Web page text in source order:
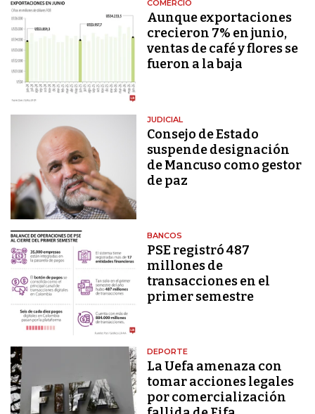
COMERCIO
Aunque exportaciones
crecieron 7% en junio,
ventas de café y flores se
fueron a la baja
JUDICIAL
Consejo de Estado
suspende designación
de Mancuso como gestor
de paz
BANCOS
PSE registró 487
millones de
transacciones en el
primer semestre
DEPORTE
La Uefa amenaza con
tomar acciones legales
por comercialización